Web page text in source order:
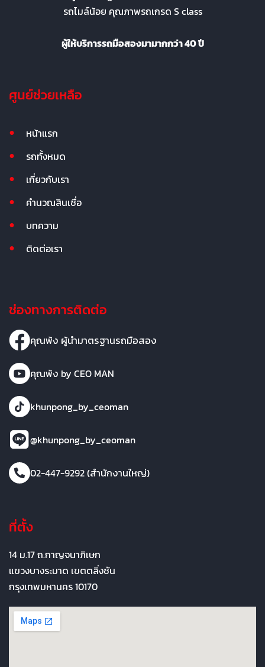
รถไมล์น้อย คุณภาพรถเกรด S class
ผู้ให้บริการรถมือสองมามากกว่า 40 ปี
ศูนย์ช่วยเหลือ
หน้าแรก
รถทั้งหมด
เกี่ยวกับเรา
คำนวณสินเชื่อ
บทความ
ติดต่อเรา
ช่องทางการติดต่อ
คุณพ้ง ผู้นำมาตรฐานรถมือสอง
คุณพ้ง by CEO MAN
khunpong_by_ceoman
@khunpong_by_ceoman
02-447-9292 (สำนักงานใหญ่)
ที่ตั้ง
14 ม.17 ถ.กาญจนาภิเษก
แขวงบางระมาด เขตตลิ่งชัน
กรุงเทพมหานคร 10170